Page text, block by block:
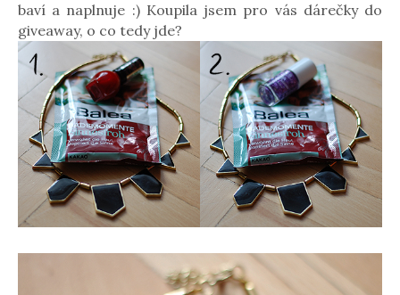
baví a naplnuje :) Koupila jsem pro vás dárečky do
giveaway, o co tedy jde?